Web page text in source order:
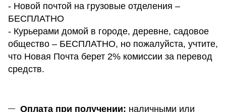
- Новой почтой на грузовые отделения –
БЕСПЛАТНО
- Курьерами домой в городе, деревне, садовое
общество – БЕСПЛАТНО, но пожалуйста, учтите,
что Новая Почта берет 2% комиссии за перевод
средств.
Оплата при получении: наличными или